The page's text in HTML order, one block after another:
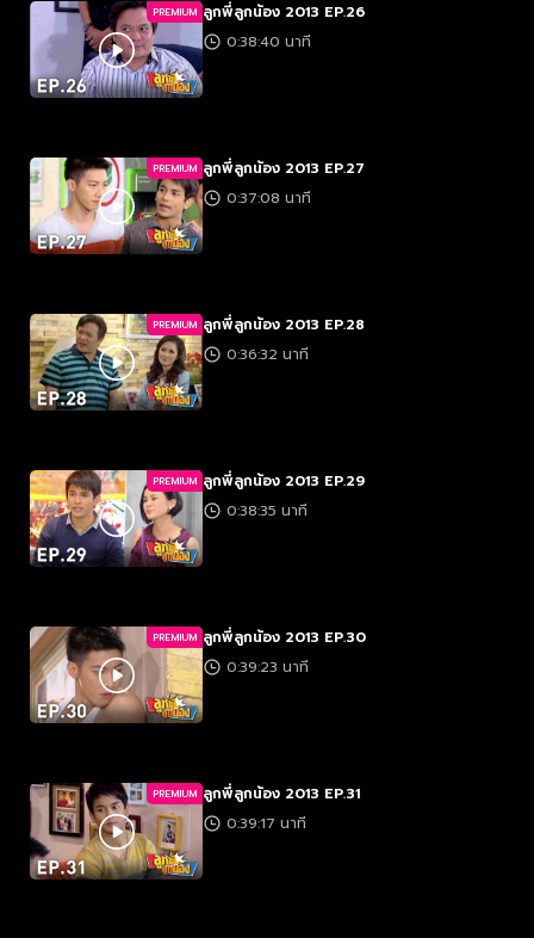
PREMIUM ลูกพี่ลูกน้อง 2013 EP.26
0:38:40 นาที
PREMIUM ลูกพี่ลูกน้อง 2013 EP.27
0:37:08 นาที
PREMIUM ลูกพี่ลูกน้อง 2013 EP.28
0:36:32 นาที
PREMIUM ลูกพี่ลูกน้อง 2013 EP.29
0:38:35 นาที
PREMIUM ลูกพี่ลูกน้อง 2013 EP.30
0:39:23 นาที
PREMIUM ลูกพี่ลูกน้อง 2013 EP.31
0:39:17 นาที